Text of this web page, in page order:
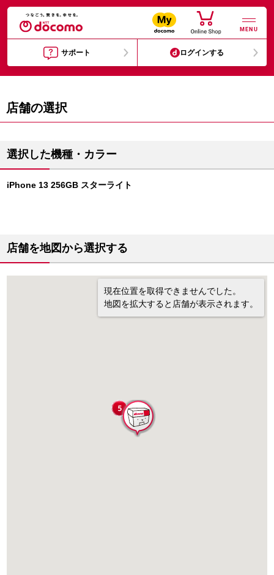
MENU
サポート ログインする
店舗の選択
選択した機種・カラー
iPhone 13 256GB スターライト
店舗を地図から選択する
現在位置を取得できませんでした。
地図を拡大すると店舗が表示されます。